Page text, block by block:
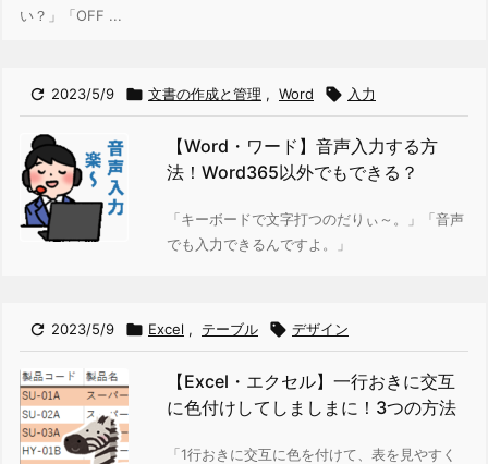
い？」
「OFF ...
 2023/5/9  文書の作成と管理 , Word  入力
【Word・ワード】音声入力する方
法！Word365以外でもできる？
「キーボードで文字打つのだりぃ～。」
「音声
でも入力できるんですよ。」
 2023/5/9  Excel , テーブル  デザイン
【Excel・エクセル】一行おきに交互
に色付けしてしましまに！3つの方法
「1行おきに交互に色を付けて、表を見やすく